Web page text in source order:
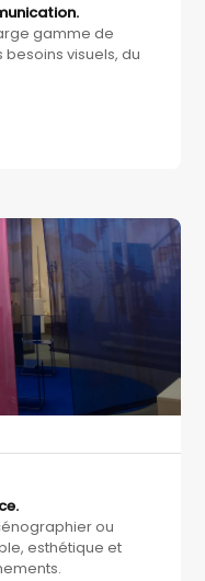
gamme de
visuels, du
ou
esthétique et